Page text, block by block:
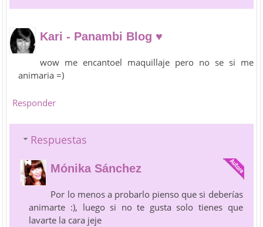
Kari - Panambi Blog ♥
wow me encantoel maquillaje pero no se si me
animaria =)
Responder
Respuestas
Mónika Sánchez
Por lo menos a probarlo pienso que si deberías
animarte :), luego si no te gusta solo tienes que
lavarte la cara jeje